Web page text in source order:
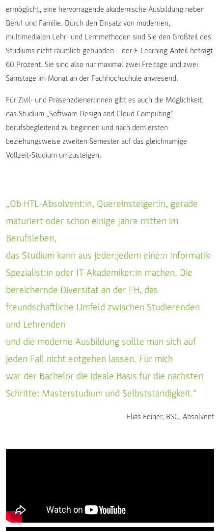
ermöglicht, eine hervorragende akademische Ausbildung neben
Beruf und Familie. Durch den Einsatz von modernen,
multimedialen Lehr- und Lernmethoden sind Sie den Großteil des
Studiums nicht räumlich gebunden – der E-Learning-Anteil beträgt
60 Prozent. Sie sind also nur maximal zwei Freitage und zwei
Samstage im Monat an der Fachhochschule anwesend.
Für Zivil- und Präsenzdiener:innen gibt es auch die Möglichkeit,
das Studium „Software Design and Cloud Computing“
berufsbegleitend zu beginnen und nach dem ersten
beziehungsweise zweiten Semester auf das gleichnamige
Vollzeit-Studium umzusteigen.
„Ob HTL-Absolvent:in, Quereinsteiger:in, gerade
maturiert oder schon einige Jahre mitten im
Berufsleben,
das Studium kann aus jeder:jedem eine:n Informatik-
Spezialist:in oder IT-Akademiker:in machen. Die
bereichernde Diversität an der FH, das
freundschaftliche Umfeld zwischen Studierenden
und Lehrenden
und die moderne Ausbildung sollte man sich auf
jeden Fall nicht entgehen lassen. Für mich
war der Bachelor die ideale Basis für die nächsten
Schritte: Masterstudium und Selbstständigkeit.“
Elias Feiner, BSC, Absolvent